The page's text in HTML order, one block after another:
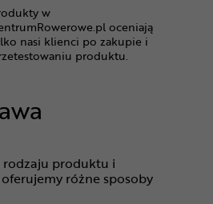
w
oceniają
nasi klienci po zakupie i
produktu.
rodzaju produktu i
różne sposoby